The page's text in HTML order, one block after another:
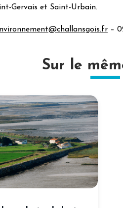
Gervais et Saint-Urbain.
–
Sur le